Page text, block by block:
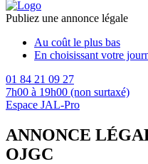
Publiez une annonce légale
Au coût le plus bas
En choisissant votre
01 84 21 09 27
7h00 à 19h00 (non surtaxé)
Espace JAL-Pro
ANNONCE
OJGC